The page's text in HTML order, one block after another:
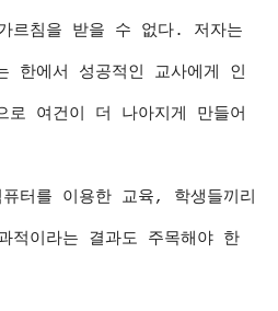
르침을 받을 수 없다. 저자는
한에서 성공적인 교사에게 인
로 여건이 더 나아지게 만들어
터를 이용한 교육, 학생들끼리
적이라는 결과도 주목해야 한